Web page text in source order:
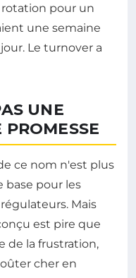
pour un
une semaine
Le turnover a
UNE
ce nom n'est plus
base pour les
Mais
est pire que
de la frustration,
cher en